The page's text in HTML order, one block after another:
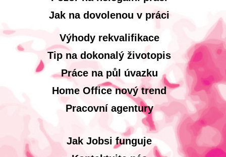
Jak na dovolenou v práci
Výhody rekvalifikace
Tip na dokonalý životopis
Práce na půl úvazku
Home Office nový trend
Pracovní agentury
Jak Jobsi funguje